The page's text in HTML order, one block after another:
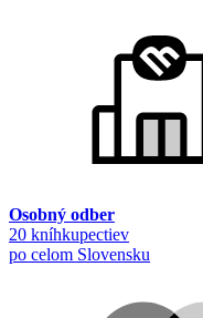
Osobný odber
20 kníhkupectiev
po celom Slovensku